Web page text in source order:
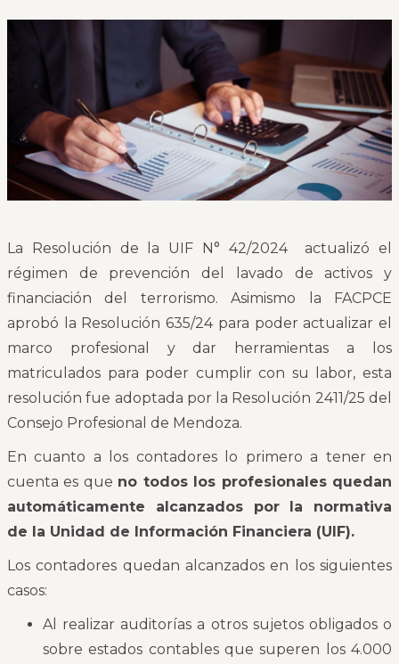
La Resolución de la UIF N° 42/2024 actualizó el
régimen de prevención del lavado de activos y
financiación del terrorismo. Asimismo la FACPCE
aprobó la Resolución 635/24 para poder actualizar el
marco profesional y dar herramientas a los
matriculados para poder cumplir con su labor, esta
resolución fue adoptada por la Resolución 2411/25 del
Consejo Profesional de Mendoza.
En cuanto a los contadores lo primero a tener en
cuenta es que no todos los profesionales quedan
automáticamente alcanzados por la normativa
de la Unidad de Información Financiera (UIF).
Los contadores quedan alcanzados en los siguientes
casos:
Al realizar auditorías a otros sujetos obligados o
sobre estados contables que superen los 4.000